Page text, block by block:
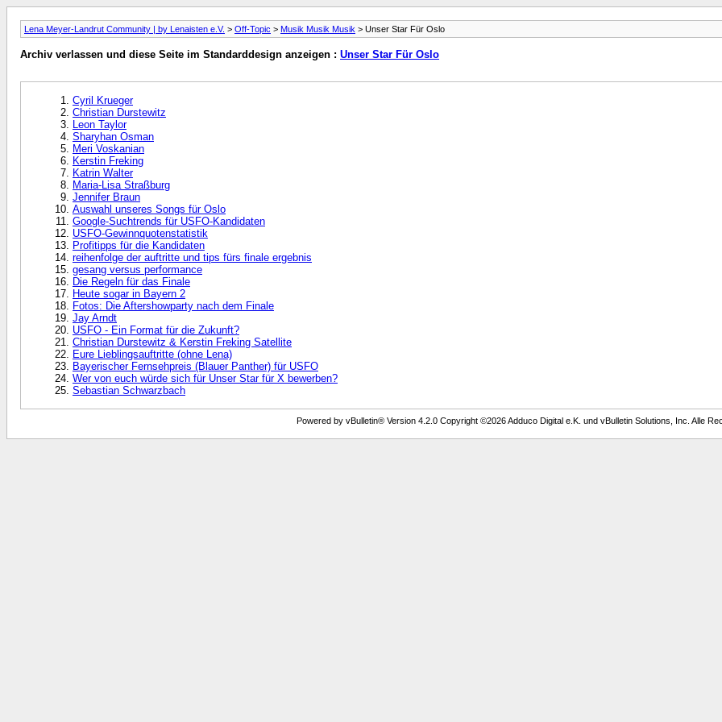
Lena Meyer-Landrut Community | by Lenaisten e.V. > Off-Topic > Musik Musik Musik > Unser Star Für Oslo
Archiv verlassen und diese Seite im Standarddesign anzeigen : Unser Star Für Oslo
Cyril Krueger
Christian Durstewitz
Leon Taylor
Sharyhan Osman
Meri Voskanian
Kerstin Freking
Katrin Walter
Maria-Lisa Straßburg
Jennifer Braun
Auswahl unseres Songs für Oslo
Google-Suchtrends für USFO-Kandidaten
USFO-Gewinnquotenstatistik
Profitipps für die Kandidaten
reihenfolge der auftritte und tips fürs finale ergebnis
gesang versus performance
Die Regeln für das Finale
Heute sogar in Bayern 2
Fotos: Die Aftershowparty nach dem Finale
Jay Arndt
USFO - Ein Format für die Zukunft?
Christian Durstewitz & Kerstin Freking Satellite
Eure Lieblingsauftritte (ohne Lena)
Bayerischer Fernsehpreis (Blauer Panther) für USFO
Wer von euch würde sich für Unser Star für X bewerben?
Sebastian Schwarzbach
Powered by vBulletin® Version 4.2.0 Copyright ©2026 Adduco Digital e.K. und vBulletin Solutions, Inc. Alle